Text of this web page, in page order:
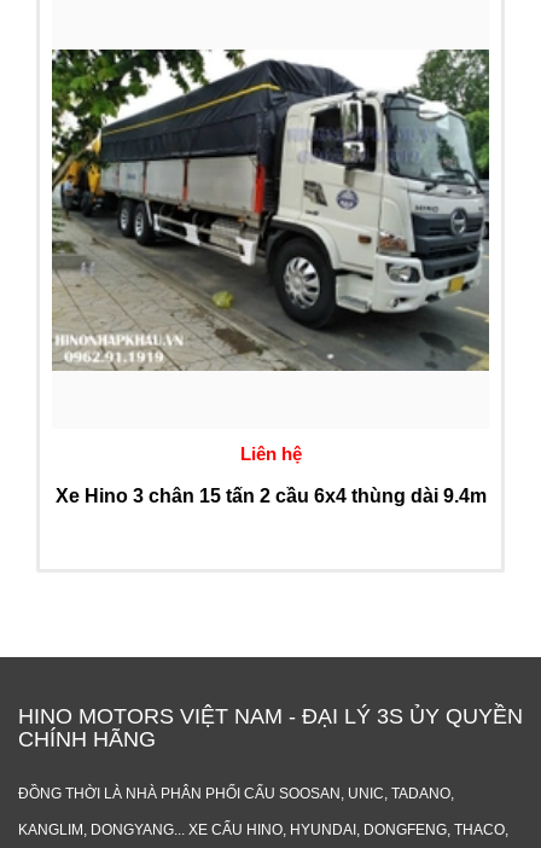
Liên hệ
Xe Hino 3 chân 15 tấn 2 cầu 6x4 thùng dài 9.4m
HINO MOTORS VIỆT NAM - ĐẠI LÝ 3S ỦY QUYỀN
CHÍNH HÃNG
ĐỒNG THỜI LÀ NHÀ PHÂN PHỐI CẨU SOOSAN, UNIC, TADANO,
KANGLIM, DONGYANG... XE CẨU HINO, HYUNDAI, DONGFENG, THACO,